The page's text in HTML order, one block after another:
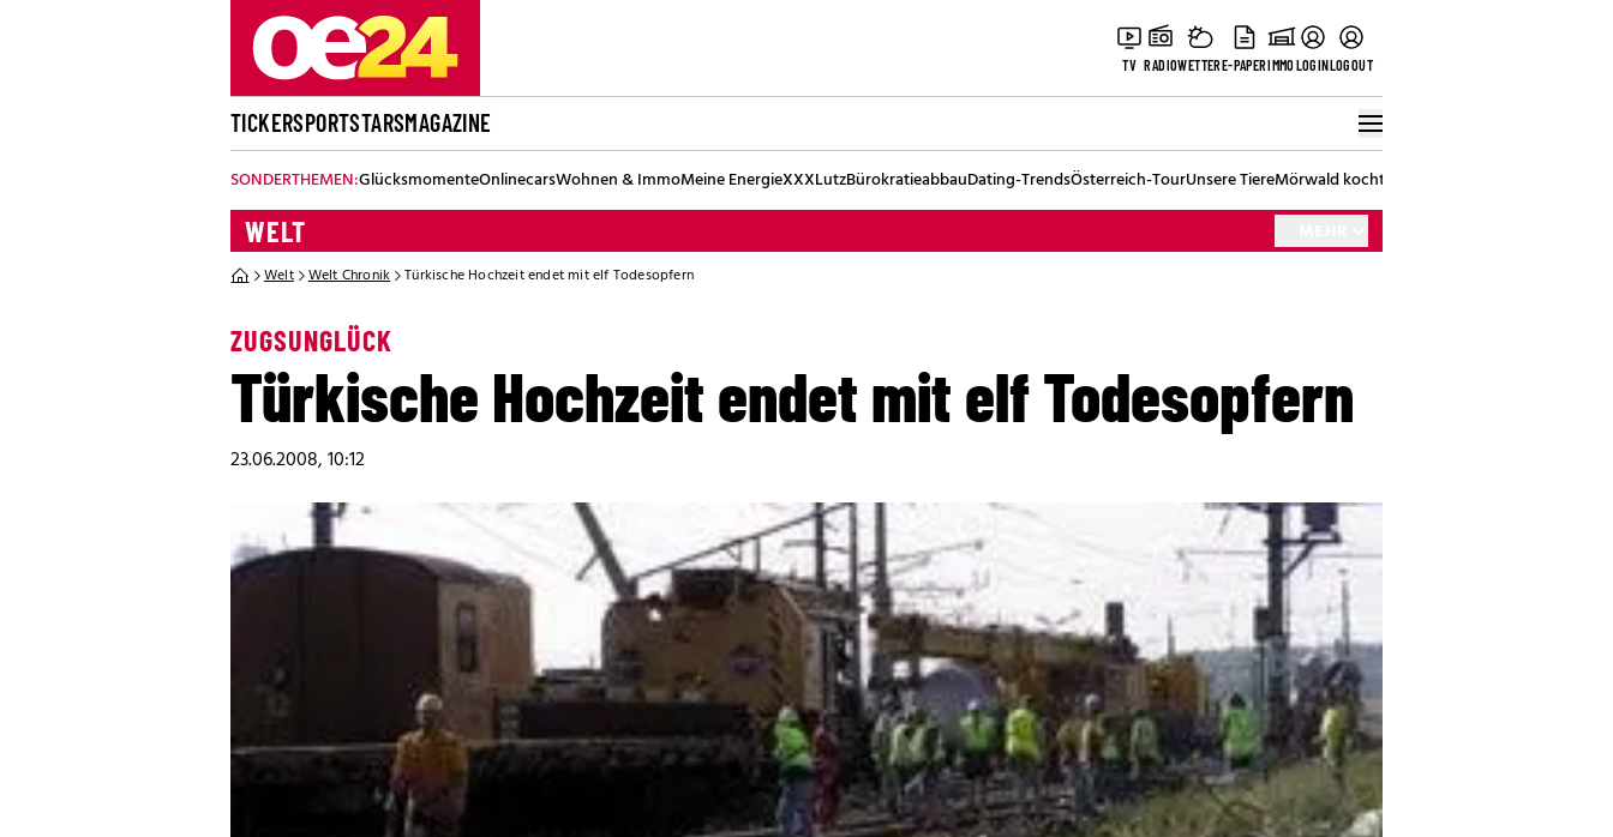
TV RADIOWETTERE-PAPERIMMOLOGINLOGOUT
TICKERSPORTSTARSMAGAZINE
SONDERTHEMEN:GlücksmomenteOnlinecarsWohnen & ImmoMeine EnergieXXXLutzBürokratieabbauDating-TrendsÖsterreich-TourUnsere TiereMörwald kocht
WELT
Welt Welt Chronik Türkische Hochzeit endet mit elf Todesopfern
ZUGSUNGLÜCK
Türkische Hochzeit endet mit elf Todesopfern
23.06.2008, 10:12